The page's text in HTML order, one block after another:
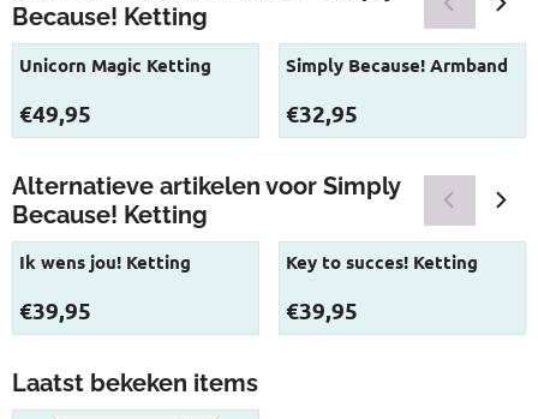
Because! Ketting
Unicorn Magic Ketting
Prijs: 49,95
€49,95
Simply Because! Armband
Prijs: 32,95
€32,95
Alternatieve artikelen voor Simply
Because! Ketting
Ik wens jou! Ketting
Prijs: 39,95
€39,95
Key to succes! Ketting
Prijs: 39,95
€39,95
Laatst bekeken items